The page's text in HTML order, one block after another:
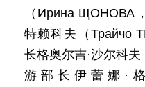
（Ирина ЩОНОВА
特赖科夫（Трайчо
长格奥尔吉·沙尔科
游部长伊蕾娜·